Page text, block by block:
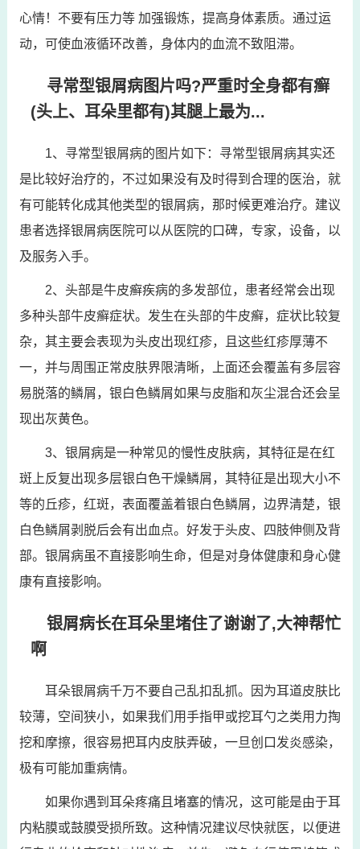
心情！不要有压力等 加强锻炼，提高身体素质。通过运
动，可使血液循环改善，身体内的血流不致阻滞。
寻常型银屑病图片吗?严重时全身都有癣
(头上、耳朵里都有)其腿上最为...
1、寻常型银屑病的图片如下：寻常型银屑病其实还
是比较好治疗的，不过如果没有及时得到合理的医治，就
有可能转化成其他类型的银屑病，那时候更难治疗。建议
患者选择银屑病医院可以从医院的口碑，专家，设备，以
及服务入手。
2、头部是牛皮癣疾病的多发部位，患者经常会出现
多种头部牛皮癣症状。发生在头部的牛皮癣，症状比较复
杂，其主要会表现为头皮出现红疹，且这些红疹厚薄不
一，并与周围正常皮肤界限清晰，上面还会覆盖有多层容
易脱落的鳞屑，银白色鳞屑如果与皮脂和灰尘混合还会呈
现出灰黄色。
3、银屑病是一种常见的慢性皮肤病，其特征是在红
斑上反复出现多层银白色干燥鳞屑，其特征是出现大小不
等的丘疹，红斑，表面覆盖着银白色鳞屑，边界清楚，银
白色鳞屑剥脱后会有出血点。好发于头皮、四肢伸侧及背
部。银屑病虽不直接影响生命，但是对身体健康和身心健
康有直接影响。
银屑病长在耳朵里堵住了谢谢了,大神帮忙
啊
耳朵银屑病千万不要自己乱扣乱抓。因为耳道皮肤比
较薄，空间狭小，如果我们用手指甲或挖耳勺之类用力掏
挖和摩擦，很容易把耳内皮肤弄破，一旦创口发炎感染，
极有可能加重病情。
如果你遇到耳朵疼痛且堵塞的情况，这可能是由于耳
内粘膜或鼓膜受损所致。这种情况建议尽快就医，以便进